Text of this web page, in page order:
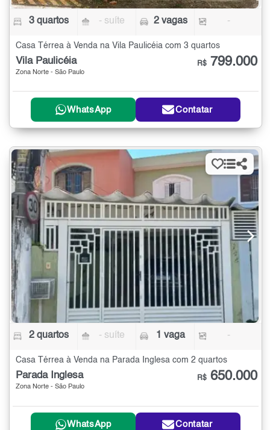
3 quartos - suíte 2 vagas -
Casa Térrea à Venda na Vila Paulicéia com 3 quartos
Vila Paulicéia
Zona Norte - São Paulo
R$ 799.000
WhatsApp Contatar
2 quartos - suíte 1 vaga -
Casa Térrea à Venda na Parada Inglesa com 2 quartos
Parada Inglesa
Zona Norte - São Paulo
R$ 650.000
WhatsApp Contatar